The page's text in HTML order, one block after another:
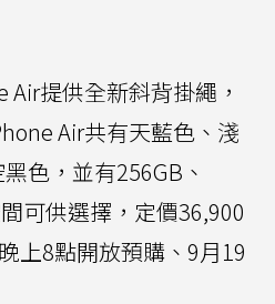
提供全新斜背掛繩，
Air共有天藍色、淺
色，並有256GB、
可供選擇，定價36,900
上8點開放預購、9月19